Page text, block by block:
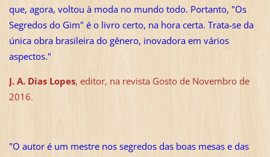
que, agora, voltou à moda no mundo todo. Portanto, "Os
Segredos do Gim" é o livro certo, na hora certa. Trata-se da
única obra brasileira do gênero, inovadora em vários
aspectos."
J. A. Dias Lopes, editor, na revista Gosto de Novembro de
2016.
"O autor é um mestre nos segredos das boas mesas e das